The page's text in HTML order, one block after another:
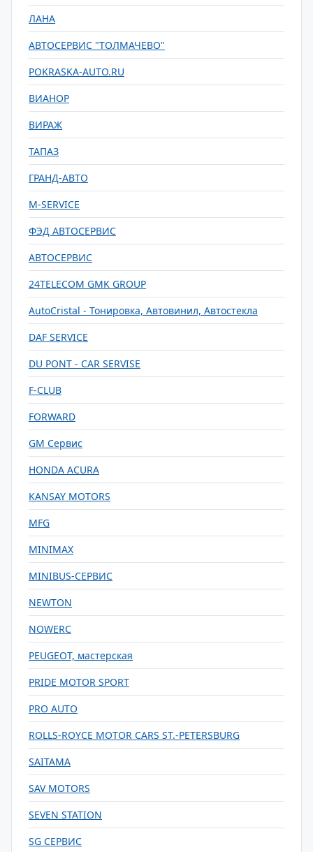
ЛАНА
АВТОСЕРВИС "ТОЛМАЧЕВО"
POKRASKA-AUTO.RU
ВИАНОР
ВИРАЖ
ТАПАЗ
ГРАНД-АВТО
M-SERVICE
ФЭД АВТОСЕРВИС
АВТОСЕРВИС
24TELECOM GMK GROUP
AutoCristal - Тонировка, Автовинил, Автостекла
DAF SERVICE
DU PONT - CAR SERVISE
F-CLUB
FORWARD
GM Сервис
HONDA ACURA
KANSAY MOTORS
MFG
MINIMAX
MINIBUS-СЕРВИС
NEWTON
NOWERC
PEUGEOT, мастерская
PRIDE MOTOR SPORT
PRO AUTO
ROLLS-ROYCE MOTOR CARS ST.-PETERSBURG
SAITAMA
SAV MOTORS
SEVEN STATION
SG СЕРВИС